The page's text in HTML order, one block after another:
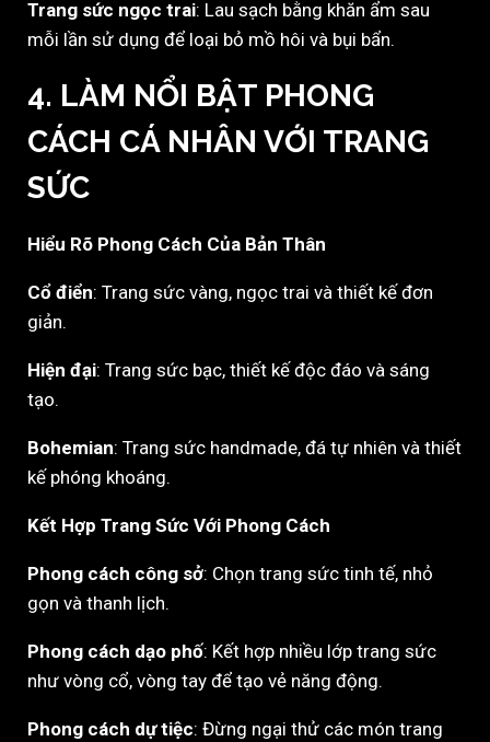
Trang sức ngọc trai: Lau sạch bằng khăn ẩm sau
mỗi lần sử dụng để loại bỏ mồ hôi và bụi bẩn.
4. LÀM NỔI BẬT PHONG
CÁCH CÁ NHÂN VỚI TRANG
SỨC
Hiểu Rõ Phong Cách Của Bản Thân
Cổ điển: Trang sức vàng, ngọc trai và thiết kế đơn
giản.
Hiện đại: Trang sức bạc, thiết kế độc đáo và sáng
tạo.
Bohemian: Trang sức handmade, đá tự nhiên và thiết
kế phóng khoáng.
Kết Hợp Trang Sức Với Phong Cách
Phong cách công sở: Chọn trang sức tinh tế, nhỏ
gọn và thanh lịch.
Phong cách dạo phố: Kết hợp nhiều lớp trang sức
như vòng cổ, vòng tay để tạo vẻ năng động.
Phong cách dự tiệc: Đừng ngại thử các món trang